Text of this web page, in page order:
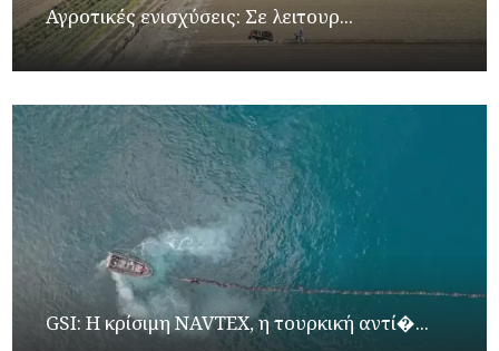
Αγροτικές ενισχύσεις: Σε λειτουρ...
GSI: Η κρίσιμη NAVTEX, η τουρκική αντί�...